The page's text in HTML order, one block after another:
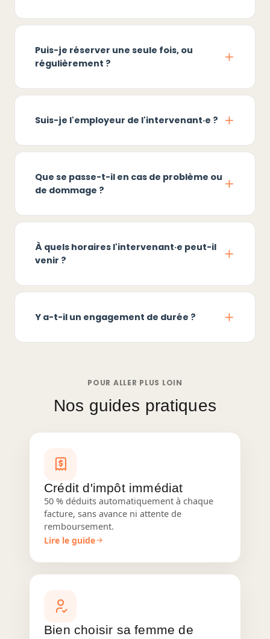
Puis-je réserver une seule fois, ou
régulièrement ?
Suis-je l'employeur de l'intervenant·e ?
Que se passe-t-il en cas de problème ou
de dommage ?
À quels horaires l'intervenant·e peut-il
venir ?
Y a-t-il un engagement de durée ?
POUR ALLER PLUS LOIN
Nos guides pratiques
Crédit d'impôt immédiat
50 % déduits automatiquement à chaque
facture, sans avance ni attente de
remboursement.
Lire le guide
Bien choisir sa femme de